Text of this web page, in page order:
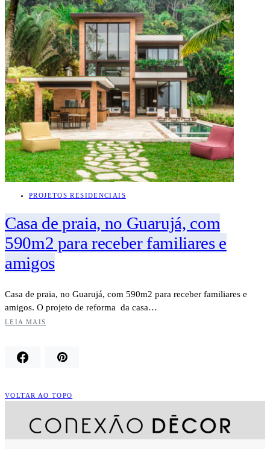
PROJETOS RESIDENCIAIS
Casa de praia, no Guarujá, com
590m2 para receber familiares e
amigos
Casa de praia, no Guarujá, com 590m2 para receber familiares e
amigos. O projeto de reforma da casa…
LEIA MAIS
VOLTAR AO TOPO